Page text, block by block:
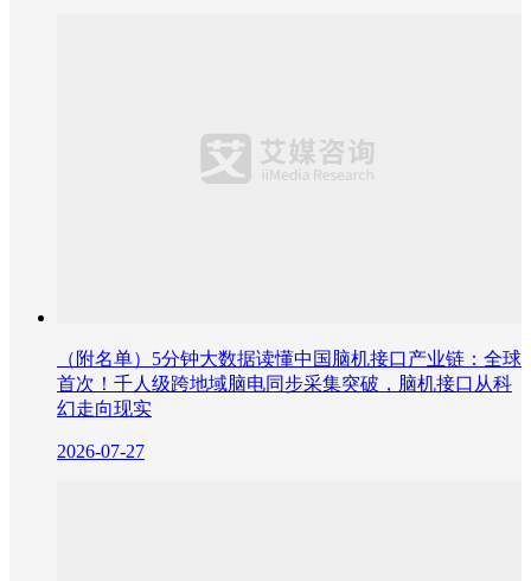
（附名单）5分钟大数据读懂中国脑机接口产业链：全球
首次！千人级跨地域脑电同步采集突破，脑机接口从科
幻走向现实
2026-07-27